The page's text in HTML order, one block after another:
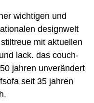
wichtigen und
designwelt
stiltreue mit aktuellen
lack. das couch-
jahren unverändert
seit 35 jahren